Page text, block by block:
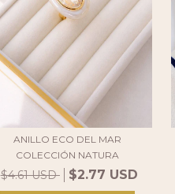
ANILLO ECO DEL MAR
COLECCIÓN NATURA
$4.61 USD $2.77 USD